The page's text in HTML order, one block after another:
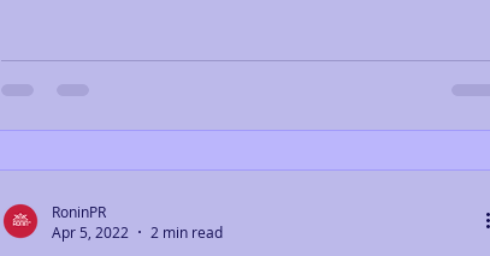
RoninPR
Apr 5, 2022
2 min read